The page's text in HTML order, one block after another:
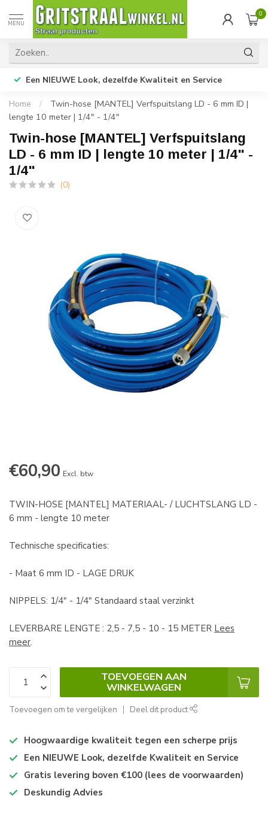
MENU
0
Een NIEUWE Look, dezelfde Kwaliteit en Service
Home /
Twin-hose [MANTEL] Verfspuitslang LD - 6 mm ID |
lengte 10 meter | 1/4" - 1/4"
Twin-hose [MANTEL] Verfspuitslang
LD - 6 mm ID | lengte 10 meter | 1/4" -
1/4"
(0)
€60,90 Excl. btw
TWIN-HOSE [MANTEL] MATERIAAL- / LUCHTSLANG LD -
6 mm - lengte 10 meter
Technische specificaties:
- Maat 6 mm ID - LAGE DRUK
NIPPELS: 1/4" - 1/4" Standaard staal verzinkt
LEVERBARE LENGTE : 2,5 - 7,5 - 10 - 15 METER Lees
meer.
TOEVOEGEN AAN
WINKELWAGEN
Toevoegen om te vergelijken Deel dit product
Hoogwaardige kwaliteit tegen een scherpe prijs
Een NIEUWE Look, dezelfde Kwaliteit en Service
Gratis levering boven €100 (lees de voorwaarden)
Deskundig Advies